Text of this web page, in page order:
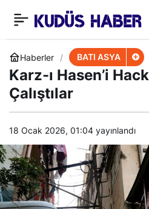
Haberler BATI ASYA
Karz-ı Hasen’i
Çalıştılar
18 Ocak 2026, 01:04 yayınlandı
Süleymani, Askeri
Tesisleri Hedefe
Koymuştu